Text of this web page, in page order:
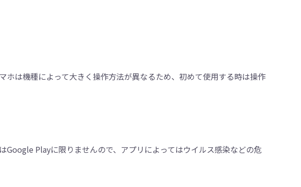
ホは機種によって大きく操作方法が異なるため、初めて使用する時は操作
Google Playに限りませんので、アプリによってはウイルス感染などの危